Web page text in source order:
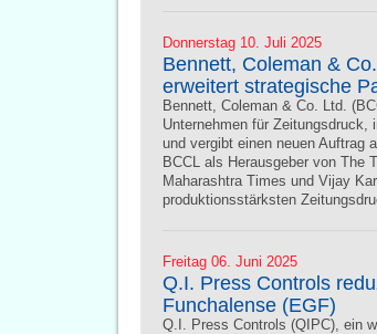
Donnerstag 10. Juli 2025
Bennett, Coleman &
erweitert strategische
Bennett, Coleman & Co. Ltd.
Unternehmen für Zeitungsdruck,
und vergibt einen neuen Auftrag
BCCL als Herausgeber von The
Maharashtra Times und Vijay
produktionsstärksten
Freitag 06. Juni 2025
Q.I. Press Controls
Funchalense (EGF)
Q.I. Press Controls (QIPC), ein